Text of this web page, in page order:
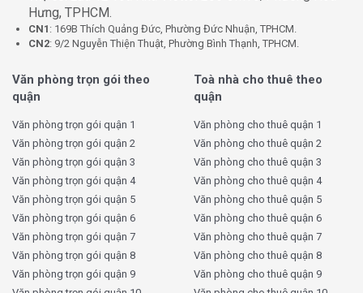
Hưng, TPHCM.
CN1 : 169B Thích Quảng Đức, Phường Đức Nhuận, TPHCM.
CN2: 9/2 Nguyễn Thiện Thuật, Phường Bình Thạnh, TPHCM.
Văn phòng trọn gói theo
quận
Văn phòng trọn gói quận 1
Văn phòng trọn gói quận 2
Văn phòng trọn gói quận 3
Văn phòng trọn gói quận 4
Văn phòng trọn gói quận 5
Văn phòng trọn gói quận 6
Văn phòng trọn gói quận 7
Văn phòng trọn gói quận 8
Văn phòng trọn gói quận 9
Toà nhà cho thuê theo
quận
Văn phòng cho thuê quận 1
Văn phòng cho thuê quận 2
Văn phòng cho thuê quận 3
Văn phòng cho thuê quận 4
Văn phòng cho thuê quận 5
Văn phòng cho thuê quận 6
Văn phòng cho thuê quận 7
Văn phòng cho thuê quận 8
Văn phòng cho thuê quận 9